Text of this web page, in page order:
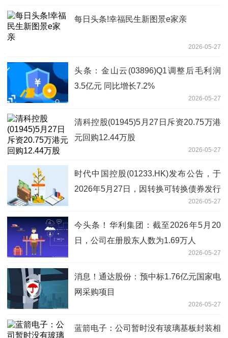
每日头条!幸福民生新图景e家亲
2026-05-27
头条：金山云(03896)Q1调整后毛利润
3.5亿元 同比增长7.2%
2026-05-27
清科控股(01945)5月27日斥资20.75万港
元回购12.44万股
2026-05-27
时代中国控股(01233.HK)发布公告，于
2026年5月27日，因转换可转换债券发行
2026-05-27
今头条！华利集团：截至2026年5月20
日，公司在册股东人数为1.69万人
2026-05-27
消息！通达股份：预中标1.76亿元国家电
网采购项目
2026-05-27
蓝箭电子：公司暂时没有玻璃基板封装相